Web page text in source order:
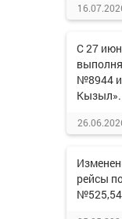
С 27
№8944
Кызыл».
рейсы